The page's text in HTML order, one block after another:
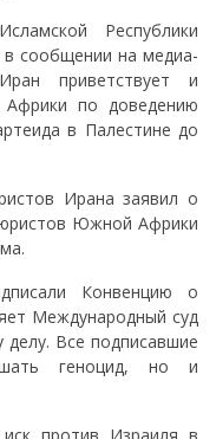
Республики
сообщении на медиа-
приветствует и
по доведению
в Палестине до
Ирана заявил о
Южной Африки
Конвенцию о
Международный суд
Все подписавшие
геноцид, но и